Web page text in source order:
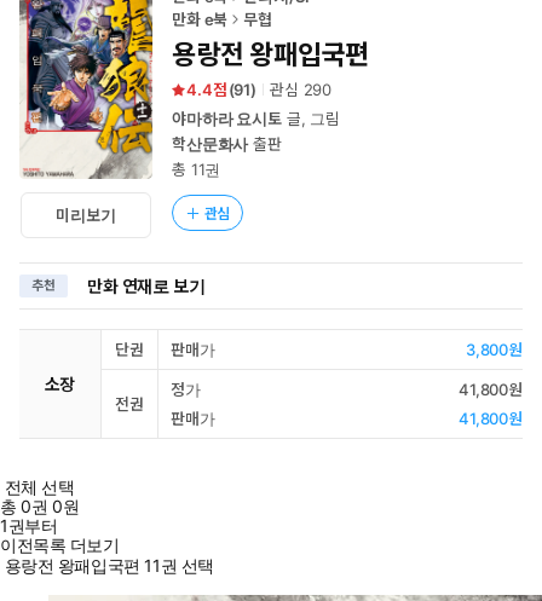
이
동
미리보기
만화 e북
무협
용랑전 왕패입국편
4.4 (91) 관심 290
야마하라 요시토글, 그림
학산문화사출판
총 11권
관심
추천 만화 연재로 보기
소장
단권 판매가 3,800원
전권
정가
41,800원
판매가
41,800원
전체 선택
총0권 0원
1권부터
이전목록 더보기
용랑전 왕패입국편 11권 선택